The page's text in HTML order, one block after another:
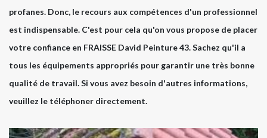
profanes. Donc, le recours aux compétences d'un professionnel
est indispensable. C'est pour cela qu'on vous propose de placer
votre confiance en FRAISSE David Peinture 43. Sachez qu'il a
tous les équipements appropriés pour garantir une très bonne
qualité de travail. Si vous avez besoin d'autres informations,
veuillez le téléphoner directement.